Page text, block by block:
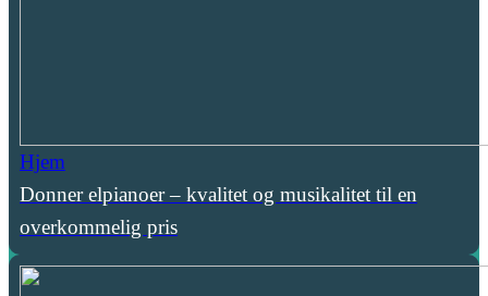
Hjem
Donner elpianoer – kvalitet og musikalitet til en
overkommelig pris